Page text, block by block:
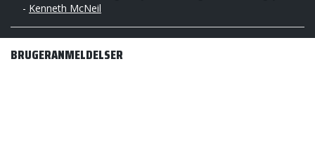
- Kenneth McNeil
BRUGERANMELDELSER